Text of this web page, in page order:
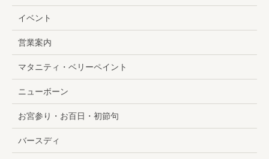
イベント
営業案内
マタニティ・ベリーペイント
ニューボーン
お宮参り・お百日・初節句
バースディ